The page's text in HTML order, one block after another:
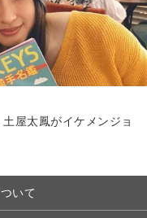
屋太鳳がイケメンジョ
いて